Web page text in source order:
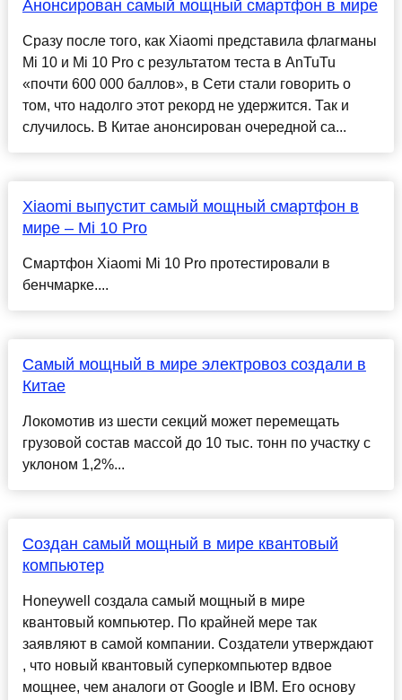
Анонсирован самый мощный смартфон в мире
Сразу после того, как Xiaomi представила флагманы
Mi 10 и Mi 10 Pro с результатом теста в AnTuTu
«почти 600 000 баллов», в Сети стали говорить о
том, что надолго этот рекорд не удержится. Так и
случилось. В Китае анонсирован очередной са...
Xiaomi выпустит самый мощный смартфон в
мире – Mi 10 Pro
Смартфон Xiaomi Mi 10 Pro протестировали в
бенчмарке....
Самый мощный в мире электровоз создали в
Китае
Локомотив из шести секций может перемещать
грузовой состав массой до 10 тыс. тонн по участку с
уклоном 1,2%...
Создан самый мощный в мире квантовый
компьютер
Honeywell создала самый мощный в мире
квантовый компьютер. По крайней мере так
заявляют в самой компании. Создатели утверждают
, что новый квантовый суперкомпьютер вдвое
мощнее, чем аналоги от Google и IBM. Его основу